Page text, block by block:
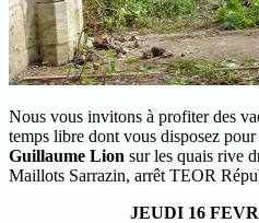
Nous vous invitons à profiter des
temps libre dont vous disposez
Guillaume Lion sur les quais rive
Maillots Sarrazin, arrêt TEOR
JEUDI 16